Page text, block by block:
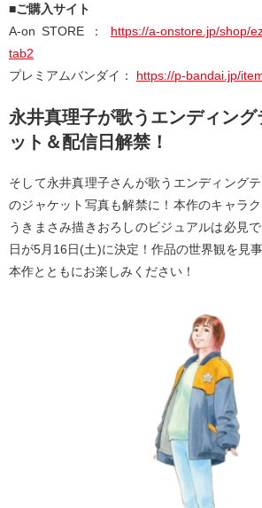
■ご購入サイト
A-on STORE ： https://a-onstore.jp/shop/
tab2
プレミアムバンダイ： https://p-bandai.jp/
永井真理子が歌うエンディン
ット＆配信日解禁！
そして永井真理子さんが歌うエンディング
のジャケット写真も解禁に！本作のキャラ
うきまさみ描きおろしのビジュアルは必見
日が5月16日(土)に決定！作品の世界観を見
本作とともにお楽しみください！